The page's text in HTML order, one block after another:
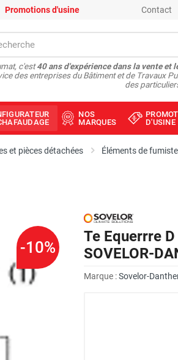
Promotions d'usine Contact
c'est40 ans d'expérience dans la vente et
des entreprises du Bâtiment et de Travaux
des
NOS
MARQUES
D'USINE
et pièces détachées Éléments de
-10%
Te Equerrre
SOVELOR-
Marque :Sovelor-